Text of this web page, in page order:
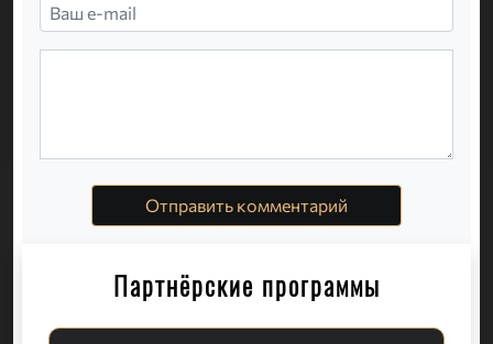
Отправить комментарий
Партнёрские программы